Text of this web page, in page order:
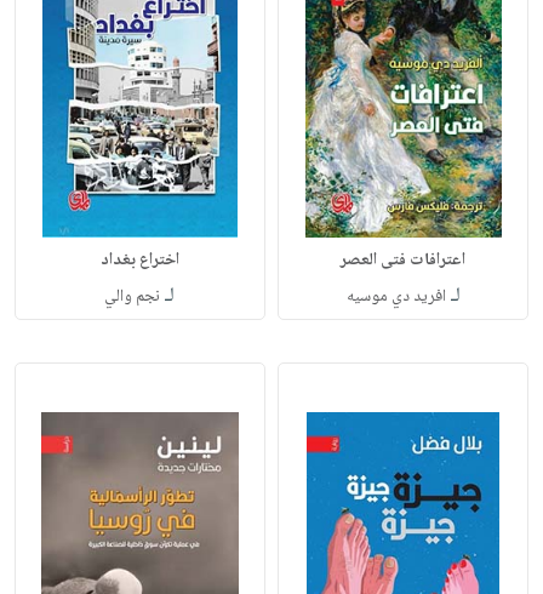
اعترافات فتى العصر
لـ افريد دي موسيه
اختراع بغداد
لـ نجم والي